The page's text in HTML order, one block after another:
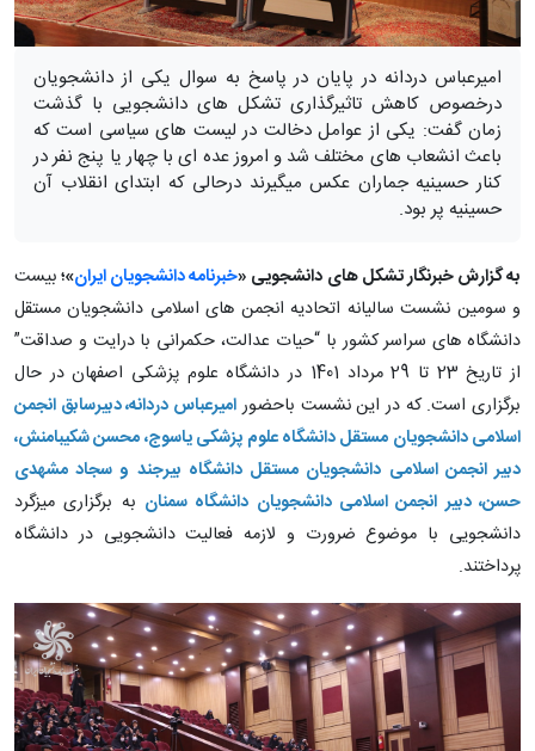
امیرعباس دردانه در پایان در پاسخ به سوال یکی از دانشجویان
درخصوص کاهش تاثیرگذاری تشکل های دانشجویی با گذشت
زمان گفت: یکی از عوامل دخالت در لیست های سیاسی است که
باعث انشعاب های مختلف شد و امروز عده ای با چهار یا پنج نفر در
کنار حسینیه جماران عکس میگیرند درحالی که ابتدای انقلاب آن
حسینیه پر بود.
به گزارش خبرنگار تشکل های دانشجویی «خبرنامه دانشجویان ایران»؛بیست
و سومین نشست سالیانه اتحادیه انجمن های اسلامی دانشجویان مستقل
دانشگاه های سراسر کشور با “حیات عدالت، حکمرانی با درایت و صداقت”
از تاریخ 23 تا 29 مرداد 1401 در دانشگاه علوم پزشکی اصفهان در حال
برگزاری است. که در این نشست باحضور امیرعباس دردانه، دبیرسابق انجمن
اسلامی دانشجویان مستقل دانشگاه علوم پزشکی یاسوج، محسن شکیبامنش،
دبیر انجمن اسلامی دانشجویان مستقل دانشگاه بیرجند و سجاد مشهدی
حسن، دبیر انجمن اسلامی دانشجویان دانشگاه سمنان به برگزاری میزگرد
دانشجویی با موضوع ضرورت و لازمه فعالیت دانشجویی در دانشگاه
پرداختند.